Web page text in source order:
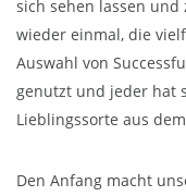
sich sehen lassen und
wieder einmal, die
Auswahl von
genutzt und jeder hat
Lieblingssorte aus
Den Anfang macht